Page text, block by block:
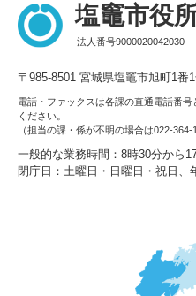
塩竈市役
法人番号9000020042030
〒985-8501 宮城県塩竈市旭町1番
電話・ファックスは各課の直通電話番号
ください。
（担当の課・係が不明の場合は022-364-
一般的な業務時間：8時30分から
閉庁日：土曜日・日曜日・祝日、